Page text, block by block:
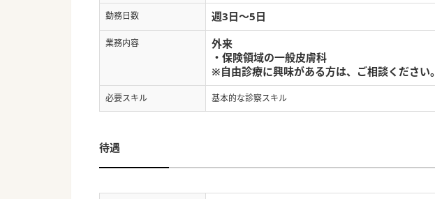
勤務日数 週3日～5日
業務内容
外来
・保険領域の一般皮膚科
※自由診療に興味がある方は、ご相談ください。
必要スキル 基本的な診察スキル
待遇